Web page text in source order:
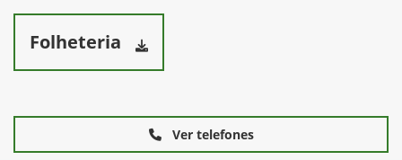
Folheteria
Ver telefones